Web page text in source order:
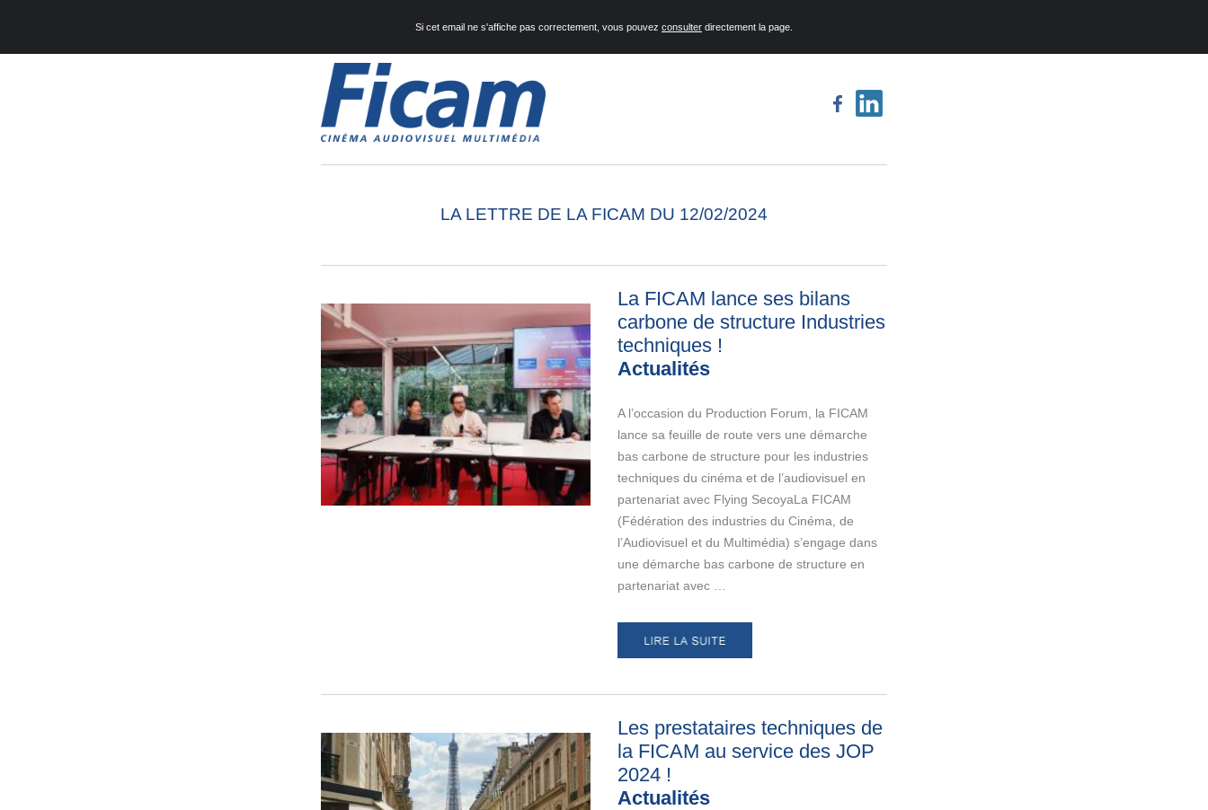
Si cet email ne s'affiche pas correctement, vous pouvez consulter directement la page.
LA LETTRE DE LA FICAM DU 12/02/2024
La FICAM lance ses bilans
carbone de structure Industries
techniques !
Actualités
A l’occasion du Production Forum, la FICAM
lance sa feuille de route vers une démarche
bas carbone de structure pour les industries
techniques du cinéma et de l’audiovisuel en
partenariat avec Flying SecoyaLa FICAM
(Fédération des industries du Cinéma, de
l’Audiovisuel et du Multimédia) s’engage dans
une démarche bas carbone de structure en
partenariat avec …
Les prestataires techniques de
la FICAM au service des JOP
2024 !
Actualités